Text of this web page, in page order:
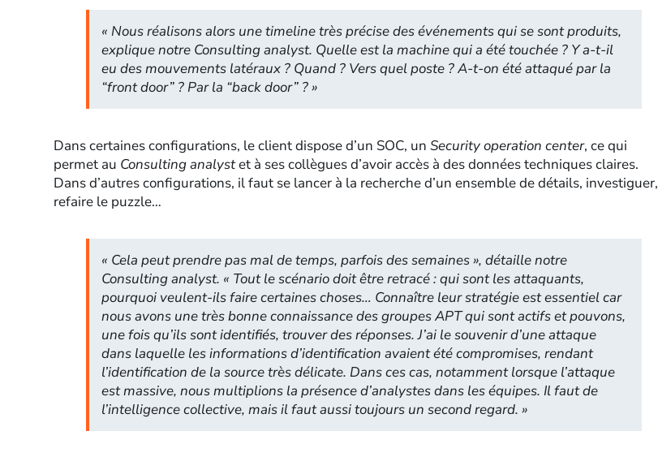
« Nous réalisons alors une timeline très précise des événements qui se sont produits,
explique notre Consulting analyst. Quelle est la machine qui a été touchée ? Y a-t-il
eu des mouvements latéraux ? Quand ? Vers quel poste ? A-t-on été attaqué par la
“front door” ? Par la “back door” ? »
Dans certaines configurations, le client dispose d’un SOC, un Security operation center, ce qui
permet au Consulting analystet à ses collègues d’avoir accès à des données techniques claires.
Dans d’autres configurations, il faut se lancer à la recherche d’un ensemble de détails, investiguer,
refaire le puzzle…
« Cela peut prendre pas mal de temps, parfois des semaines», détaille notre
Consulting analyst. « Tout le scénario doit être retracé : qui sont les attaquants,
pourquoi veulent-ils faire certaines choses… Connaître leur stratégie est essentiel car
nous avons une très bonne connaissance des groupes APT qui sont actifs et pouvons,
une fois qu’ils sont identifiés, trouver des réponses. J’ai le souvenir d’une attaque
dans laquelle les informations d’identification avaient été compromises, rendant
l’identification de la source très délicate. Dans ces cas, notamment lorsque l’attaque
est massive, nous multiplions la présence d’analystes dans les équipes. Il faut de
l’intelligence collective, mais il faut aussi toujours un second regard. »